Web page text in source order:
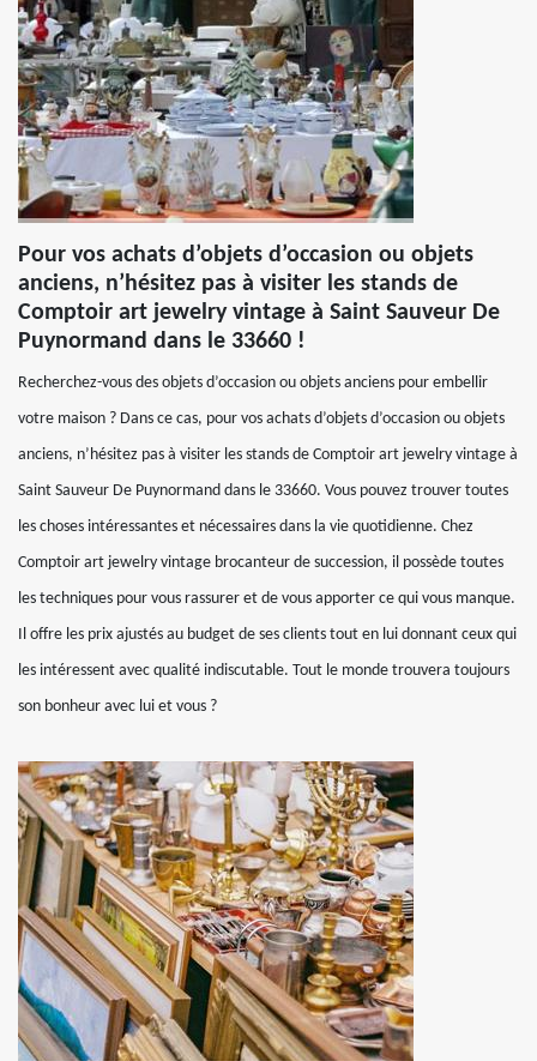
Pour vos achats d’objets d’occasion ou objets
anciens, n’hésitez pas à visiter les stands de
Comptoir art jewelry vintage à Saint Sauveur De
Puynormand dans le 33660 !
Recherchez-vous des objets d’occasion ou objets anciens pour embellir
votre maison ? Dans ce cas, pour vos achats d’objets d’occasion ou objets
anciens, n’hésitez pas à visiter les stands de Comptoir art jewelry vintage à
Saint Sauveur De Puynormand dans le 33660. Vous pouvez trouver toutes
les choses intéressantes et nécessaires dans la vie quotidienne. Chez
Comptoir art jewelry vintage brocanteur de succession, il possède toutes
les techniques pour vous rassurer et de vous apporter ce qui vous manque.
Il offre les prix ajustés au budget de ses clients tout en lui donnant ceux qui
les intéressent avec qualité indiscutable. Tout le monde trouvera toujours
son bonheur avec lui et vous ?